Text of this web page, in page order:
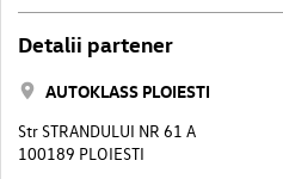
Detalii partener
AUTOKLASS PLOIESTI
Str STRANDULUI NR 61 A
100189 PLOIESTI